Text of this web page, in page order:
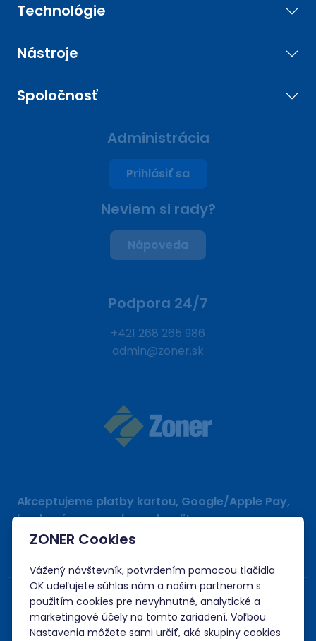
Technológie
Nástroje
Spoločnosť
Administrácia
Prihlásiť sa
Neviem si rady?
Nápoveda
Podpora 24/7
+421 268 265 986
admin@zoner.sk
Akceptujeme platby kartou, Google/Apple Pay,
bankovým prevodom a kreditom.
ZONER Cookies
Vážený návštevník, potvrdením pomocou tlačidla
OK udeľujete súhlas nám a našim partnerom s
použitím cookies pre nevyhnutné, analytické a
marketingové účely na tomto zariadení. Voľbou
Nastavenia môžete sami určiť, aké skupiny cookies